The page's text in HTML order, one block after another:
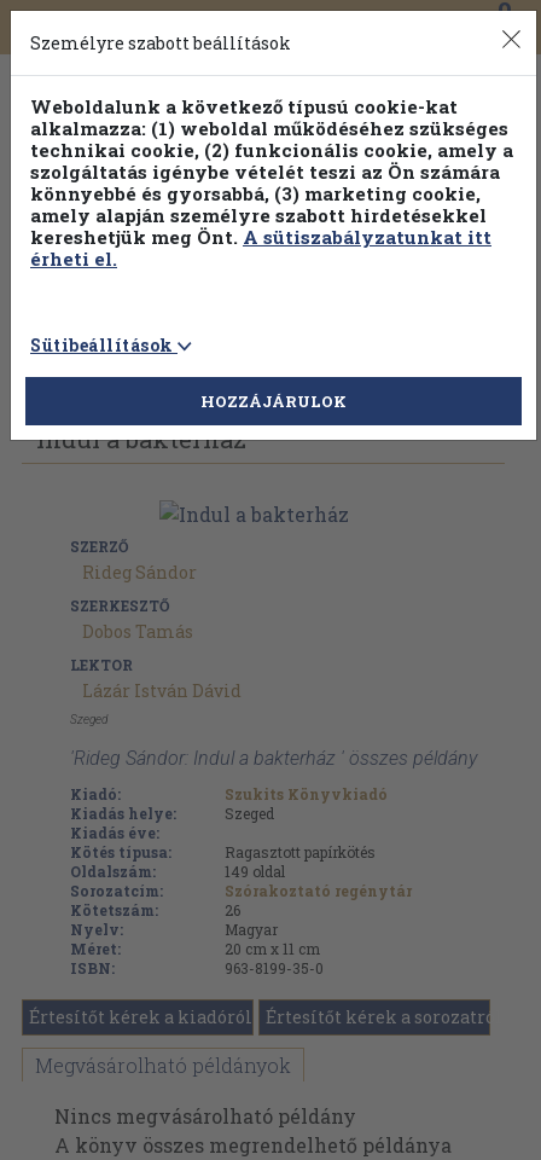
Toggle
navigation
0
Vissza az előző oldalra Válasszon példányt
Indul a bakterház
SZERZŐ
Rideg Sándor
SZERKESZTŐ
Dobos Tamás
LEKTOR
Lázár István Dávid
Szeged
'Rideg Sándor: Indul a bakterház ' összes példány
Kiadó:
Szukits Könyvkiadó
Kiadás helye:
Szeged
Kiadás éve:
Kötés típusa:
Ragasztott papírkötés
Oldalszám:
149 oldal
Sorozatcím:
Szórakoztató regénytár
Kötetszám:
26
Nyelv:
Magyar
Méret:
20 cm x 11 cm
ISBN:
963-8199-35-0
Értesítőt kérek a kiadóról Értesítőt kérek a sorozatról
Megvásárolható példányok
Nincs megvásárolható példány
A könyv összes megrendelhető példánya
Személyre szabott beállítások
Weboldalunk a következő típusú cookie-kat
alkalmazza: (1) weboldal működéséhez szükséges
technikai cookie, (2) funkcionális cookie, amely a
szolgáltatás igénybe vételét teszi az Ön számára
könnyebbé és gyorsabbá, (3) marketing cookie,
amely alapján személyre szabott hirdetésekkel
kereshetjük meg Önt. A sütiszabályzatunkat itt
érheti el.
Sütibeállítások
HOZZÁJÁRULOK